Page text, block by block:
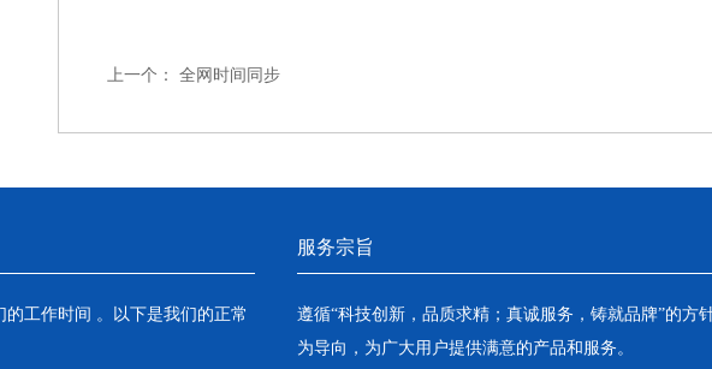
上一个： 全网时间同步
工作时间 。以下是我们的正常
服务宗旨
遵循“科技创新，品质求精；真诚服务，铸就品牌”的方
为导向，为广大用户提供满意的产品和服务。